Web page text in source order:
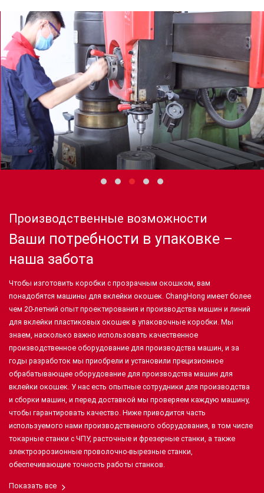
Производственные возможности
Ваши потребности в упаковке –
наша забота
Чтобы изготовить коробки с прозрачным окошком, вам
понадобятся машины для вклейки окошек. ChangHong имеет более
чем 20-летний опыт проектирования и производства машин и линий
для вклейки пластиковых окошек в упаковочные коробки. Мы
знаем, насколько важно использовать качественное
производственное оборудование для производства машин, и за
годы разработок мы приобрели и установили прецизионное
обрабатывающее оборудование для производства машин для
вклейки окошек. У нас есть опытные сотрудники для производства
и сборки машин, и перед доставкой мы проверяем каждую машину,
чтобы гарантировать качество. Ниже приводится часть
используемого нами производственного оборудования, в том числе
токарные станки с ЧПУ, расточные и фрезерные станки, а также
электроэрозионные проволочно-вырезные станки,
обеспечивающие точность работы станков.
Показать все